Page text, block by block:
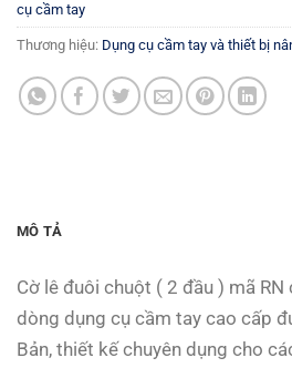
cụ cầm tay
Thương hiệu: Dụng cụ cầm tay và thiết bị
MÔ TẢ
Cờ lê đuôi chuột ( 2 đầu ) mã RN
dòng dụng cụ cầm tay cao cấp
Bản, thiết kế chuyên dụng cho